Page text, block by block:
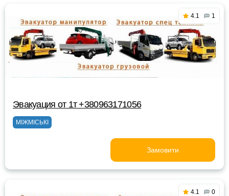
4.1 1
Эвакуация от 1т +380963171056
МІЖМІСЬКІ
Замовити
4.1 0